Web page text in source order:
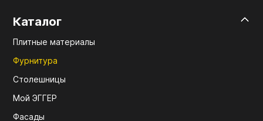
Каталог
Плитные материалы
Фурнитура
Столешницы
Мой ЭГГЕР
Фасады